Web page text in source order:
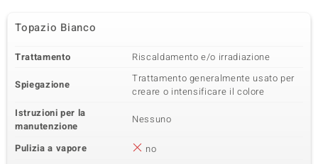
Topazio Bianco
Trattamento Riscaldamento e/o irradiazione
Spiegazione
Trattamento generalmente usato per
creare o intensificare il colore
Istruzioni per la
manutenzione
Nessuno
Pulizia a vapore
no